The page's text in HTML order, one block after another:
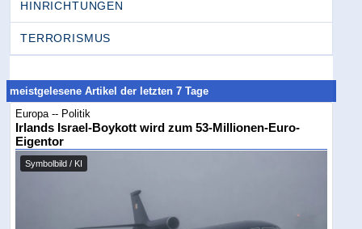
HINRICHTUNGEN
TERRORISMUS
meistgelesene Artikel der letzten 7 Tage
Europa -- Politik
Irlands Israel-Boykott wird zum 53-Millionen-Euro-
Eigentor
Symbolbild / KI